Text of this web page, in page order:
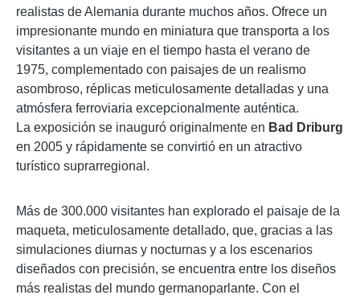
realistas de Alemania durante muchos años. Ofrece un
impresionante mundo en miniatura que transporta a los
visitantes a un viaje en el tiempo hasta el verano de
1975, complementado con paisajes de un realismo
asombroso, réplicas meticulosamente detalladas y una
atmósfera ferroviaria excepcionalmente auténtica.
La exposición se inauguró originalmente en Bad Driburg
en 2005 y rápidamente se convirtió en un atractivo
turístico suprarregional.
Más de 300.000 visitantes han explorado el paisaje de la
maqueta, meticulosamente detallado, que, gracias a las
simulaciones diurnas y nocturnas y a los escenarios
diseñados con precisión, se encuentra entre los diseños
más realistas del mundo germanoparlante. Con el